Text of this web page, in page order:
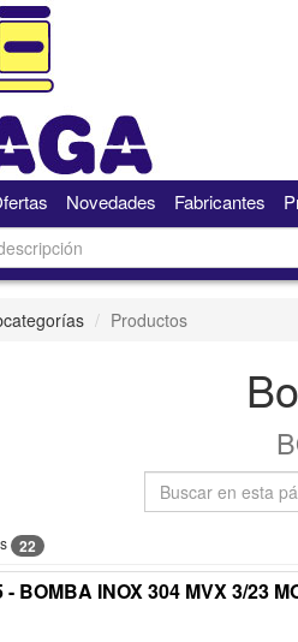
Novedades Fabricantes
Productos
22
- BOMBA INOX 304 MVX 3/23